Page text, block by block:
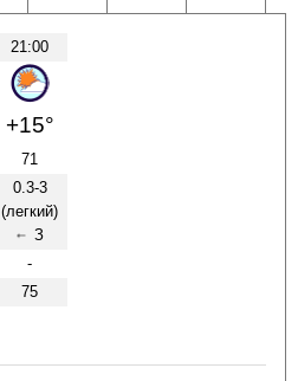
21:00
+15°
71
0.3-3
(легкий)
↑З
-
75